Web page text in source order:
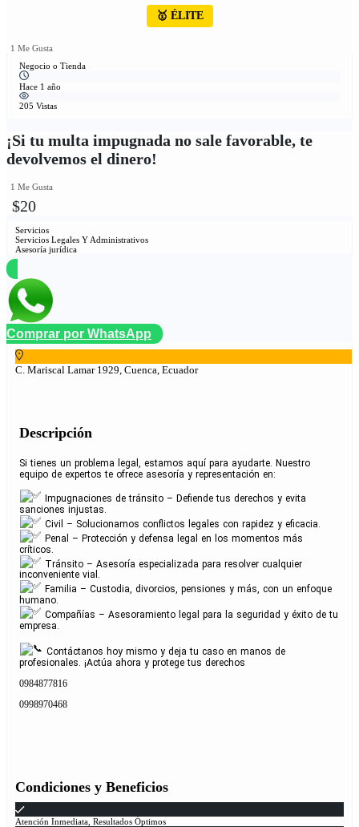
🥇 ÉLITE
1 Me Gusta
Negocio o Tienda
Hace 1 año
205 Vistas
¡Si tu multa impugnada no sale favorable, te
devolvemos el dinero!
1 Me Gusta
$20
Servicios
Servicios Legales Y Administrativos
Asesoría jurídica
Comprar por WhatsApp
C. Mariscal Lamar 1929, Cuenca, Ecuador
Descripción
Si tienes un problema legal, estamos aquí para ayudarte. Nuestro
equipo de expertos te ofrece asesoría y representación en:
Impugnaciones de tránsito – Defiende tus derechos y evita
sanciones injustas.
Civil – Solucionamos conflictos legales con rapidez y eficacia.
Penal – Protección y defensa legal en los momentos más
críticos.
Tránsito – Asesoría especializada para resolver cualquier
inconveniente vial.
Familia – Custodia, divorcios, pensiones y más, con un enfoque
humano.
Compañías – Asesoramiento legal para la seguridad y éxito de tu
empresa.
Contáctanos hoy mismo y deja tu caso en manos de
profesionales. ¡Actúa ahora y protege tus derechos
0984877816
0998970468
Condiciones y Beneficios
Atención Inmediata, Resultados Óptimos